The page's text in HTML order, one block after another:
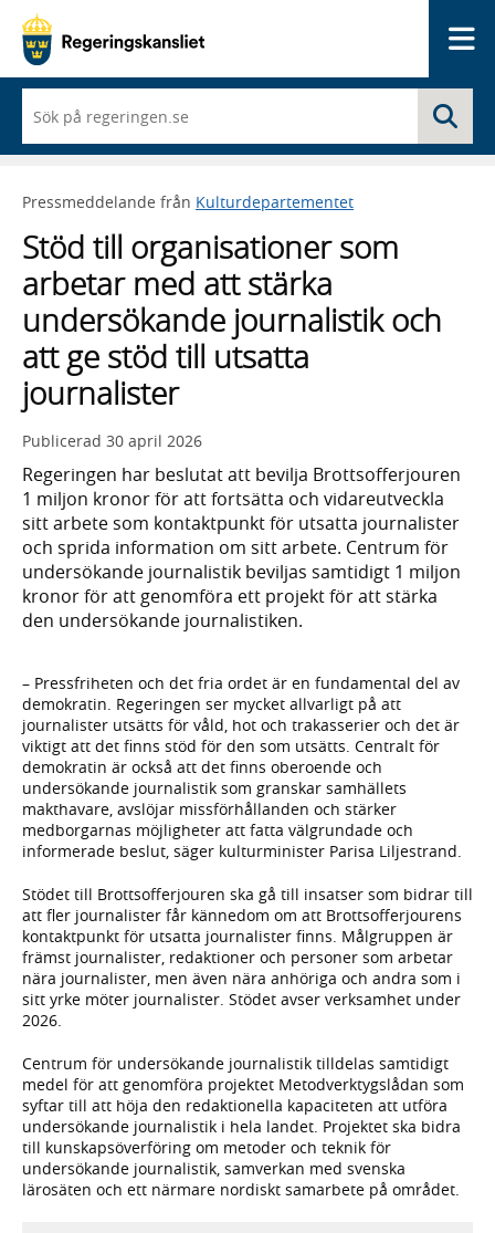
du
börjar
skriva
framträder
lista
med
sökförslag
Pressmeddelande från Kulturdepartementet
Stöd till organisationer som
arbetar med att stärka
undersökande journalistik och
att ge stöd till utsatta
journalister
Publicerad 30 april 2026
Regeringen har beslutat att bevilja Brottsofferjouren
1 miljon kronor för att fortsätta och vidareutveckla
sitt arbete som kontaktpunkt för utsatta journalister
och sprida information om sitt arbete. Centrum för
undersökande journalistik beviljas samtidigt 1 miljon
kronor för att genomföra ett projekt för att stärka
den undersökande journalistiken.
– Pressfriheten och det fria ordet är en fundamental del av
demokratin. Regeringen ser mycket allvarligt på att
journalister utsätts för våld, hot och trakasserier och det är
viktigt att det finns stöd för den som utsätts. Centralt för
demokratin är också att det finns oberoende och
undersökande journalistik som granskar samhällets
makthavare, avslöjar missförhållanden och stärker
medborgarnas möjligheter att fatta välgrundade och
informerade beslut, säger kulturminister Parisa Liljestrand.
Stödet till Brottsofferjouren ska gå till insatser som bidrar till
att fler journalister får kännedom om att Brottsofferjourens
kontaktpunkt för utsatta journalister finns. Målgruppen är
främst journalister, redaktioner och personer som arbetar
nära journalister, men även nära anhöriga och andra som i
sitt yrke möter journalister. Stödet avser verksamhet under
2026.
Centrum för undersökande journalistik tilldelas samtidigt
medel för att genomföra projektet Metodverktygslådan som
syftar till att höja den redaktionella kapaciteten att utföra
undersökande journalistik i hela landet. Projektet ska bidra
till kunskapsöverföring om metoder och teknik för
undersökande journalistik, samverkan med svenska
lärosäten och ett närmare nordiskt samarbete på området.